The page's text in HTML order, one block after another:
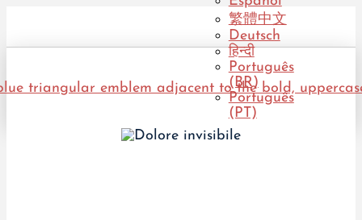
繁體中文
Deutsch
हिन्दी
Português
(BR)
Português
(PT)